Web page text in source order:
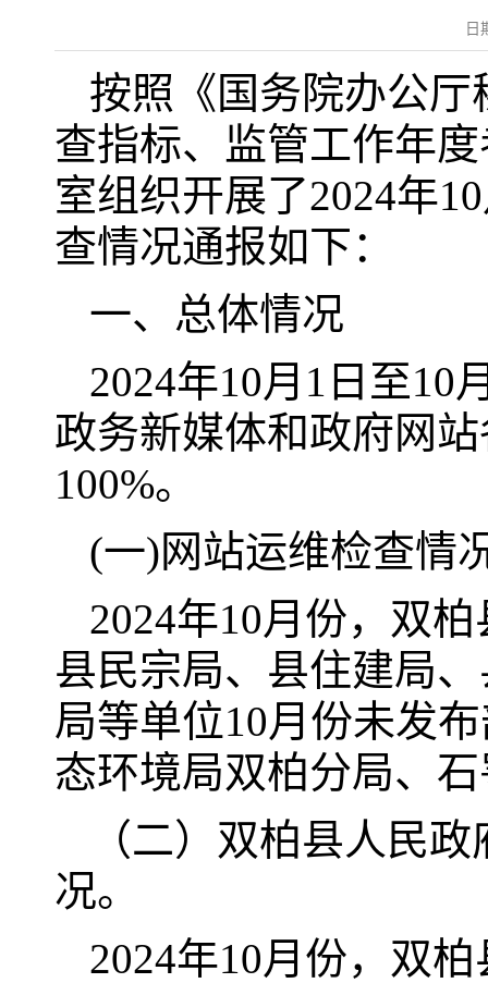
日
按照《国务院办公
查指标、监管工作年
室组织开展了2024年
查情况通报如下：
一、总体情况
2024年10月1日至10
政务新媒体和政府网
100%。
(一)网站运维检查情
2024年10月份，双
县民宗局、县住建局
局等单位10月份未发
态环境局双柏分局、
（二）双柏县人民
况。
2024年10月份，双